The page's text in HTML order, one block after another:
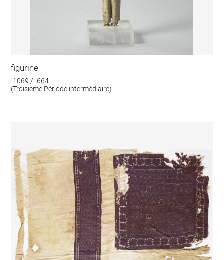
figurine
-1069 / -664
(Troisième Période intermédiaire)